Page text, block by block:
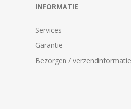
INFORMATIE
Services
Garantie
Bezorgen / verzendinformatie